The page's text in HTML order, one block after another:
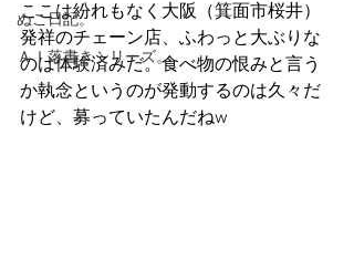
ぬこ日記。
ＡＩ落書きシリーズ。
ここは紛れもなく大阪（箕面市桜井）
発祥のチェーン店、ふわっと大ぶりな
のは体験済みだ。食べ物の恨みと言う
か執念というのが発動するのは久々だ
けど、募っていたんだねw